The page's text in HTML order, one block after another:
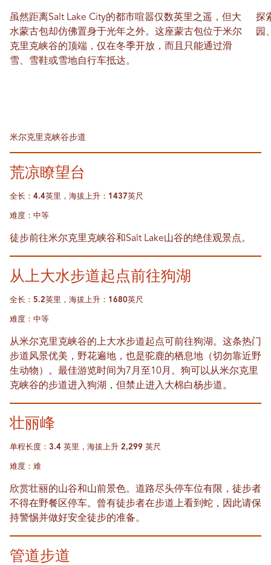
虽然距离Salt Lake City的都市喧嚣仅数英里之遥，但大
水蒙古包却仿佛置身于光年之外。这座蒙古包位于米尔
克里克峡谷的顶端，仅在冬季开放，而且只能通过滑
雪、雪鞋或雪地自行车抵达。
探
园
米尔克里克峡谷步道
荒凉瞭望台
全长：4.4英里，海拔上升：1437英尺
难度：中等
徒步前往米尔克里克峡谷和Salt Lake山谷的绝佳观景点。
从上大水步道起点前往狗湖
全长：5.2英里，海拔上升：1680英尺
难度：中等
从米尔克里克峡谷的上大水步道起点可前往狗湖。这条热门
步道风景优美，野花遍地，也是驼鹿的栖息地（切勿靠近野
生动物）。最佳游览时间为7月至10月。狗可以从米尔克里
克峡谷的步道进入狗湖，但禁止进入大棉白杨步道。
壮丽峰
单程长度：3.4 英里，海拔上升 2,299 英尺
难度：难
欣赏壮丽的山谷和山前景色。道路尽头停车位有限，徒步者
不得在野餐区停车。曾有徒步者在步道上看到蛇，因此请保
持警惕并做好安全徒步的准备。
管道步道